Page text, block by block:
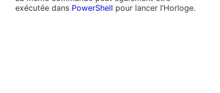
exécutée dans PowerShell pour lancer l’Horloge.